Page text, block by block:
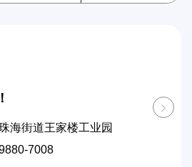
海街道王家楼工业园
7008
欢迎你